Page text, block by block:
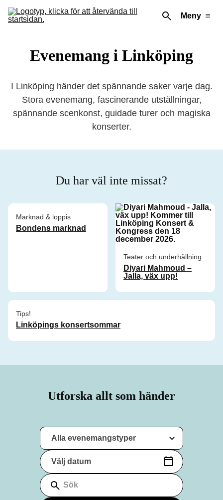
Meny
Evenemang i Linköping
I Linköping händer det spännande saker varje dag.
Stora evenemang, fascinerande utställningar,
spännande scenkonst, guidade turer och magiska
konserter.
Du har väl inte missat?
Marknad & loppis
Bondens marknad
Teater och underhållning
Diyari Mahmoud –
Jalla, väx upp!
Tips!
Linköpings konsertsommar
Utforska allt som händer
Alla evenemangstyper
Välj datum
Sök